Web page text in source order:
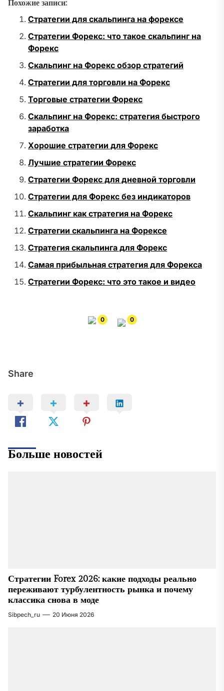
Share
Похожие записи:
Стратегии для скальпинга на форексе
Стратегии Форекс: что такое скальпинг на
Форекс
Скальпинг на Форекс обзор стратегий
Стратегии для торговли на Форекс
Торговые стратегии Форекс
Скальпинг на Форекс: стратегия быстрого
заработка
Хорошие стратегии для Форекс
Лучшие стратегии Форекс
Стратегии Форекс для дневной торговли
Стратегии для Форекс без индикаторов
Скальпинг как стратегия на Форекс
Стратегии скальпинга на Форексе
Стратегия скальпинга для Форекс
Самая прибыльная стратегия для Форекса
Стратегии Форекс: что это такое и видео
0 0
Больше новостей
Стратегии Forex 2026: какие подходы реально
переживают турбулентность рынка и почему
классика снова в моде
Sibpech_ru 20 Июня 2026